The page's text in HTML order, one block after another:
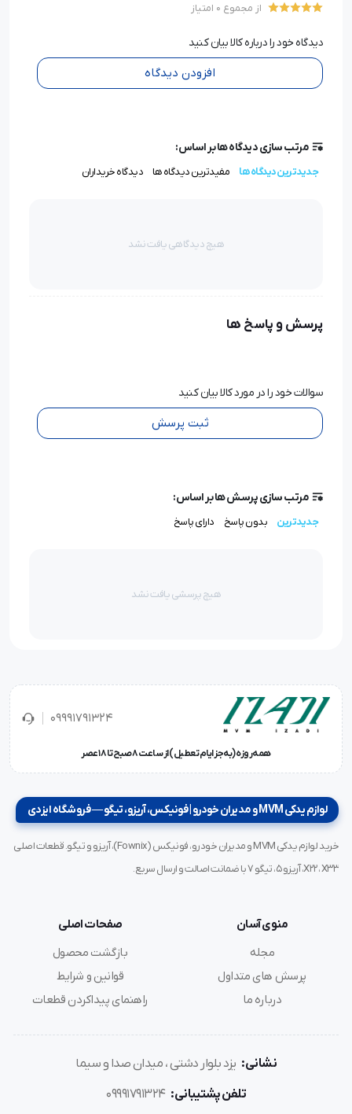
از مجموع 0 امتیاز
دیدگاه خود را درباره کالا بیان کنید
افزودن دیدگاه
مرتب سازی دیدگاه ها بر اساس:
جدیدترین دیدگاه ها مفیدترین دیدگاه ها دیدگاه خریداران
هیچ دیدگاهی یافت نشد
پرسش و پاسخ ها
سوالات خود را در مورد کالا بیان کنید
ثبت پرسش
مرتب سازی پرسش ها بر اساس:
جدیدترین بدون پاسخ دارای پاسخ
هیچ پرسشی یافت نشد
09991791324
همه‌روزه (به‌جز ایام تعطیل) از ساعت ۸ صبح تا ۱۸ عصر
لوازم یدکی MVM و مدیران خودرو | فونیکس، آریزو، تیگو — فروشگاه ایزدی
خرید لوازم یدکی MVM و مدیران خودرو، فونیکس (Fownix)، آریزو و تیگو. قطعات اصلی
X22، X33، آریزو ۵، تیگو ۷ با ضمانت اصالت و ارسال سریع.
منوی آسان
مجله
پرسش های متداول
درباره ما
صفحات اصلی
بازگشت محصول
قوانین و شرایط
راهنمای پیداکردن قطعات
نشانی: یزد بلوار دشتی ، میدان صدا و سیما
تلفن پشتیبانی: 09991791324